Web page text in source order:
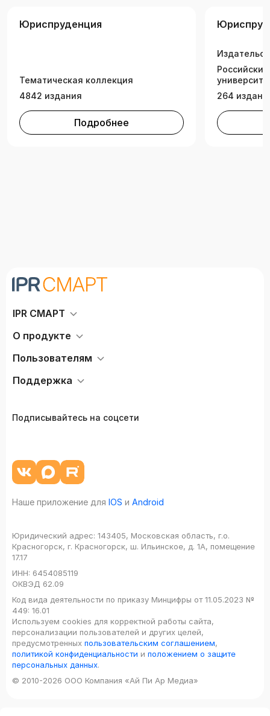
Юриспруденция
Тематическая коллекция
4842 издания
Подробнее
264
IPR СМАРТ
О продукте
Пользователям
Поддержка
Подписывайтесь на соцсети
Наше приложение для IOS и Android
Юридический адрес: 143405, Московская область, г.о.
Красногорск, г. Красногорск, ш. Ильинское, д. 1А, помещение
17.17
ИНН: 6454085119
ОКВЭД 62.09
Код вида деятельности по приказу Минцифры от 11.05.2023 №
449: 16.01
Используем cookies для корректной работы сайта,
персонализации пользователей и других целей,
предусмотренных пользовательским соглашением,
политикой конфиденциальности и положением о защите
персональных данных.
© 2010-2026 ООО Компания «Ай Пи Ар Медиа»